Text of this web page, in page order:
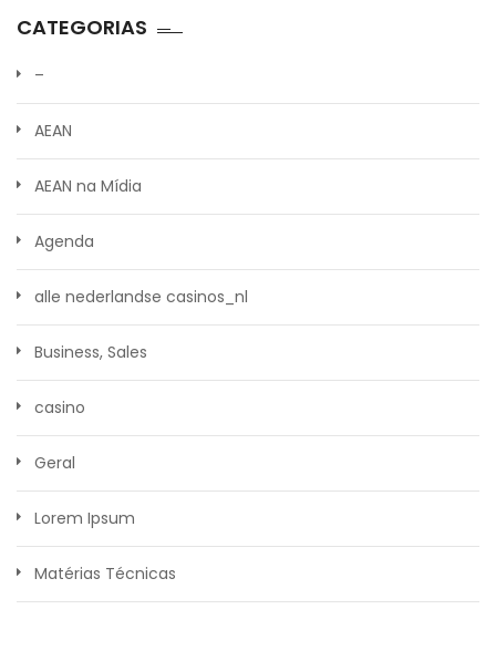
CATEGORIAS
–
AEAN
AEAN na Mídia
Agenda
alle nederlandse casinos_nl
Business, Sales
casino
Geral
Lorem Ipsum
Matérias Técnicas